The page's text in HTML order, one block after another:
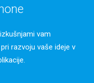
vam
razvoju vaše ideje v